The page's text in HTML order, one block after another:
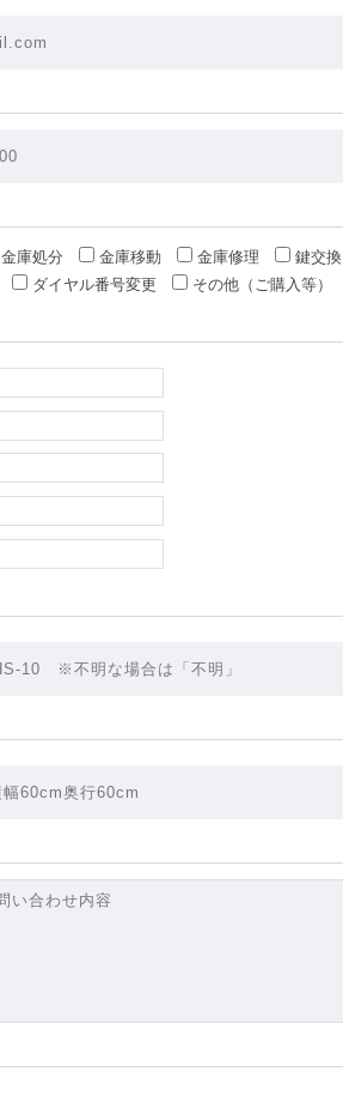
金庫処分 金庫移動 金庫修理
鍵交換
ダイヤル番号変更 その他（ご購入等）